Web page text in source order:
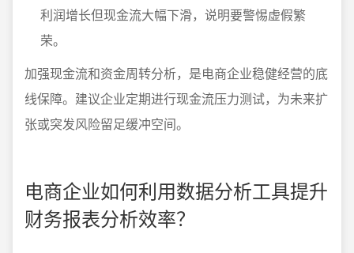
利润增长但现金流大幅下滑，说明要警惕虚假繁
荣。
加强现金流和资金周转分析，是电商企业稳健经营的底
线保障。建议企业定期进行现金流压力测试，为未来扩
张或突发风险留足缓冲空间。
电商企业如何利用数据分析工具提升
财务报表分析效率？